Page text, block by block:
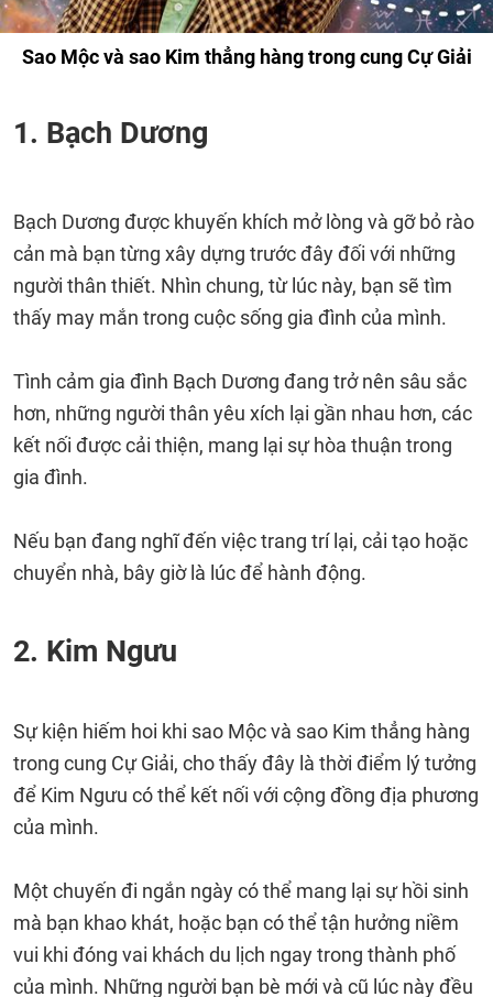
Sao Mộc và sao Kim thẳng hàng trong cung Cự Giải
1. Bạch Dương
Bạch Dương được khuyến khích mở lòng và gỡ bỏ rào
cản mà bạn từng xây dựng trước đây đối với những
người thân thiết. Nhìn chung, từ lúc này, bạn sẽ tìm
thấy may mắn trong cuộc sống gia đình của mình.
Tình cảm gia đình Bạch Dương đang trở nên sâu sắc
hơn, những người thân yêu xích lại gần nhau hơn, các
kết nối được cải thiện, mang lại sự hòa thuận trong
gia đình.
Nếu bạn đang nghĩ đến việc trang trí lại, cải tạo hoặc
chuyển nhà, bây giờ là lúc để hành động.
2. Kim Ngưu
Sự kiện hiếm hoi khi sao Mộc và sao Kim thẳng hàng
trong cung Cự Giải, cho thấy đây là thời điểm lý tưởng
để Kim Ngưu có thể kết nối với cộng đồng địa phương
của mình.
Một chuyến đi ngắn ngày có thể mang lại sự hồi sinh
mà bạn khao khát, hoặc bạn có thể tận hưởng niềm
vui khi đóng vai khách du lịch ngay trong thành phố
của mình. Những người bạn bè mới và cũ lúc này đều